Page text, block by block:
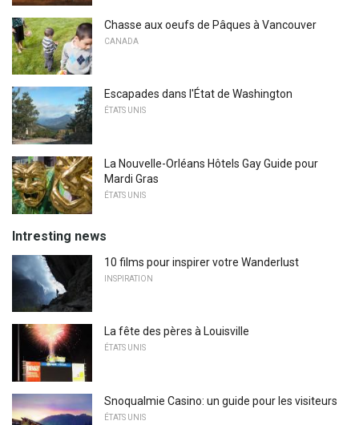
Chasse aux oeufs de Pâques à Vancouver
CANADA
Escapades dans l'État de Washington
ÉTATS UNIS
La Nouvelle-Orléans Hôtels Gay Guide pour
Mardi Gras
ÉTATS UNIS
Intresting news
10 films pour inspirer votre Wanderlust
INSPIRATION
La fête des pères à Louisville
ÉTATS UNIS
Snoqualmie Casino: un guide pour les visiteurs
ÉTATS UNIS